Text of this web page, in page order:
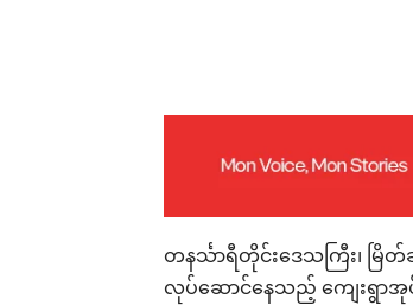
တနင်္သာရီတိုင်းဒေသကြီး၊ မြိ
လုပ်ဆောင်နေသည့် ကျေးရွာအု